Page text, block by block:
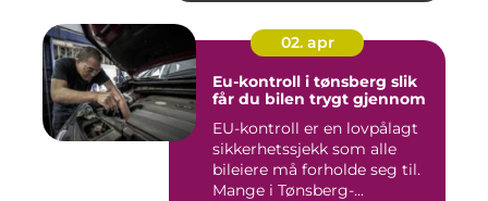
02. apr
Eu-kontroll i tønsberg slik
får du bilen trygt gjennom
EU-kontroll er en lovpålagt
sikkerhetssjekk som alle
bileiere må forholde seg til.
Mange i Tønsberg-...